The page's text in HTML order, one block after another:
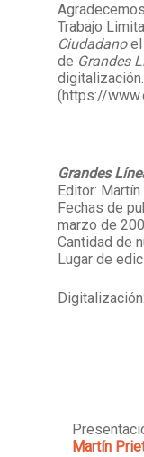
Trabajo
Ciudadano
de Grandes
digitalización.
(https://
Grandes
Editor:
Fechas de
marzo de
Cantidad de
Lugar de
Martín